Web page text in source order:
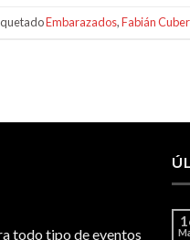
Embarazados,Fabián
todo tipo de eventos